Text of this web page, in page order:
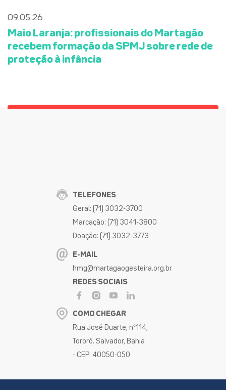
09.05.26
Maio Laranja: profissionais do Martagão
recebem formação da SPMJ sobre rede de
proteção à infância
TELEFONES
Geral: (71) 3032-3700
Marcação: (71) 3041-3800
Doação: (71) 3032-3773
E-MAIL
hmg@martagaogesteira.org.br
REDES SOCIAIS
COMO CHEGAR
Rua José Duarte, nº114,
Tororó. Salvador, Bahia
- CEP: 40050-050